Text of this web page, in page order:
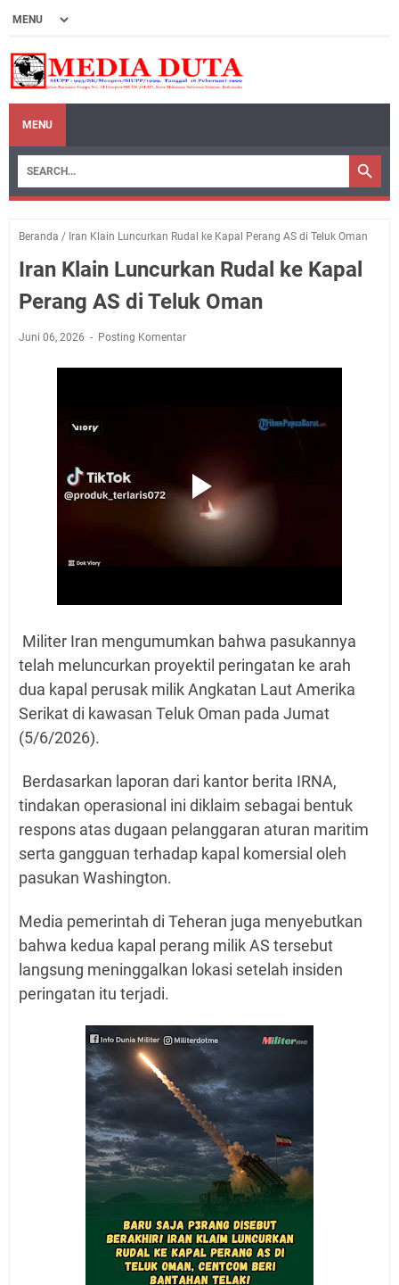
MENU
Beranda / Iran Klain Luncurkan Rudal ke Kapal Perang AS di Teluk Oman
Iran Klain Luncurkan Rudal ke Kapal
Perang AS di Teluk Oman
Juni 06, 2026 Posting Komentar
Militer Iran mengumumkan bahwa pasukannya
telah meluncurkan proyektil peringatan ke arah
dua kapal perusak milik Angkatan Laut Amerika
Serikat di kawasan Teluk Oman pada Jumat
(5/6/2026).
Berdasarkan laporan dari kantor berita IRNA,
tindakan operasional ini diklaim sebagai bentuk
respons atas dugaan pelanggaran aturan maritim
serta gangguan terhadap kapal komersial oleh
pasukan Washington.
Media pemerintah di Teheran juga menyebutkan
bahwa kedua kapal perang milik AS tersebut
langsung meninggalkan lokasi setelah insiden
peringatan itu terjadi.